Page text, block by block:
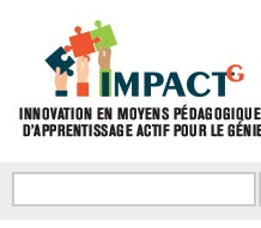
FORMULAIRE DE